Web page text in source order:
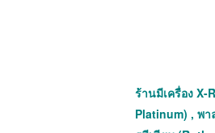
ร้านมีเครื่อง
Platinum) , พา